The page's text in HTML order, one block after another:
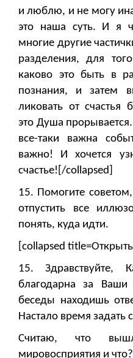
и люблю, и не могу
это наша суть. И я
многие другие
разделения, для
каково это быть в
познания, и затем
ликовать от счастья
это Душа
все-таки важна
важно! И хочется
счастье![/collapsed]
15. Помогите
отпустить все
понять, куда идти.
[collapsed title=Открыть]
15.
благодарна за
беседы находишь
Настало время задать
Считаю, что
мировосприятия и